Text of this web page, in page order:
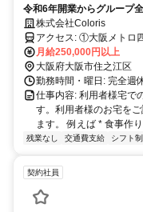
令和6年開業からグループ
が今も勤続いただいていま
績０！
株式会社Coloris
アクセス: ①大阪メトロ四つ橋線「玉出」駅から徒歩1分 ②大阪メト
ロ御堂筋線「昭和町」駅から徒歩6分 ③大阪
辺」駅
月給250,000円以上
大阪府大阪市住之江区
勤務時間・曜日: 完全週
仕事内容: 利用者様宅で
す。利用者様のお宅を
ます。 例えば * 食事作
残業なし 交通費支給 シフト制
契約社員